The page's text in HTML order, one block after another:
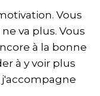
Vous
va plus. Vous
à la bonne
à y voir plus